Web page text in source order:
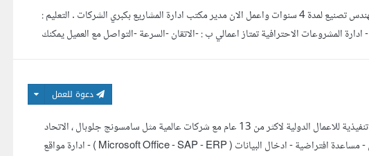
اهلا بك في صفحتي المتواضعة انا احمد فخري , مهندس , عملت ك مهندس تصنيع لمدة 4 سنوات واعمل الان مدير مكتب ادارة المشاريع بكبري الشركات . التعليم :
-بكالوريوس هندسة قسم قوي ميكانيكية الدورات التدريبية : -ICDL - ادارة المشروعات الاحترافية تمتاز اعمالي ب : -الاتقان -السرعة -التواصل مع العميل يمكنك
دعوة للعمل
ادارية تنفيذية واختصاصية موارد بشرية معتمدة من اليسون ، ادارية تنفيذية للاعمال الدولية لاكثر من 13 عام مع شركات عالمية مثل سامسونج جلوبال ، الاتحاد
الهندسي الدولي ، ناشيونال موتورز، الخ - موارد بشرية - ادارة الاعمال - مساعدة افتراضية - ادخال البيانات ( Microsoft Office - SAP - ERP ) - ادارة مواقع